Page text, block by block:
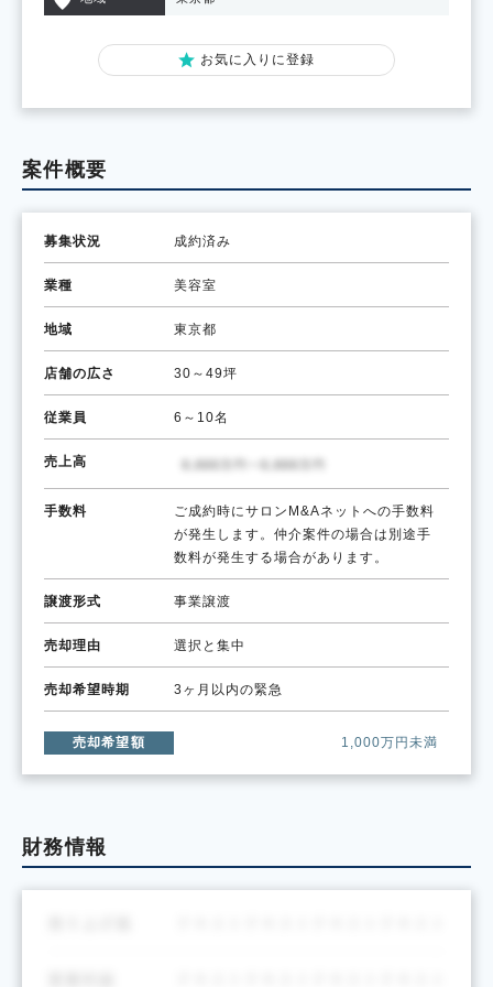
お気に入りに登録
案件概要
募集状況 成約済み
業種 美容室
地域 東京都
店舗の広さ 30～49坪
従業員 6～10名
売上高
手数料
ご成約時にサロンM&Aネットへの手数料
が発生します。仲介案件の場合は別途手
数料が発生する場合があります。
譲渡形式 事業譲渡
売却理由 選択と集中
売却希望時期 3ヶ月以内の緊急
売却希望額 1,000万円未満
財務情報